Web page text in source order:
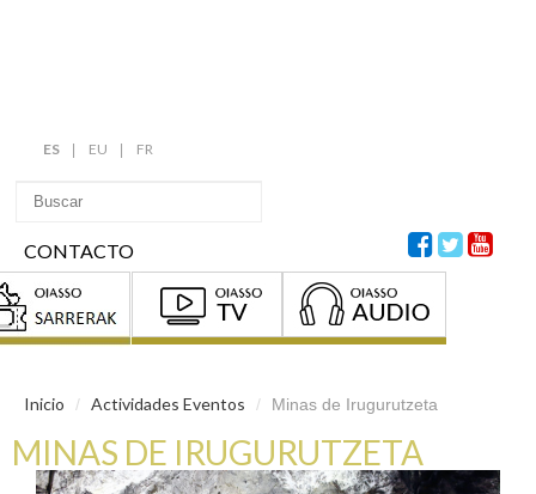
ES EU FR
CONTACTO
Inicio / Actividades Eventos / Minas de Irugurutzeta
MINAS DE IRUGURUTZETA